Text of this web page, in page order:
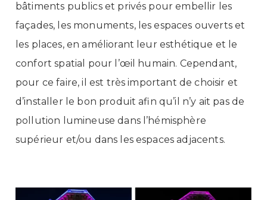
bâtiments publics et privés pour embellir les
façades, les monuments, les espaces ouverts et
les places, en améliorant leur esthétique et le
confort spatial pour l’œil humain. Cependant,
pour ce faire, il est très important de choisir et
d’installer le bon produit afin qu’il n’y ait pas de
pollution lumineuse dans l’hémisphère
supérieur et/ou dans les espaces adjacents.